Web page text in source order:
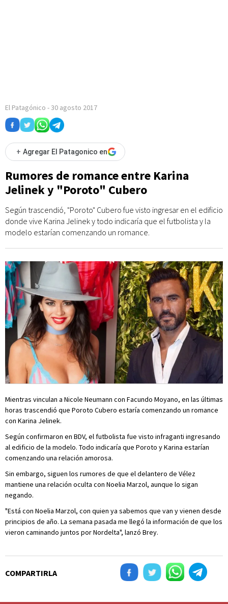
El Patagónico -30 agosto 2017
+ Agregar El Patagonico en
Rumores de romance entre Karina
Jelinek y "Poroto" Cubero
Según trascendió, "Poroto" Cubero fue visto ingresar en el edificio
donde vive Karina Jelinek y todo indicaría que el futbolista y la
modelo estarían comenzando un romance.
Mientras vinculan a Nicole Neumann con Facundo Moyano, en las últimas
horas trascendió que Poroto Cubero estaría comenzando un romance
con Karina Jelinek.
Según confirmaron en BDV, el futbolista fue visto infraganti ingresando
al edificio de la modelo. Todo indicaría que Poroto y Karina estarían
comenzando una relación amorosa.
Sin embargo, siguen los rumores de que el delantero de Vélez
mantiene una relación oculta con Noelia Marzol, aunque lo sigan
negando.
"Está con Noelia Marzol, con quien ya sabemos que van y vienen desde
principios de año. La semana pasada me llegó la información de que los
vieron caminando juntos por Nordelta", lanzó Brey.
COMPARTIRLA